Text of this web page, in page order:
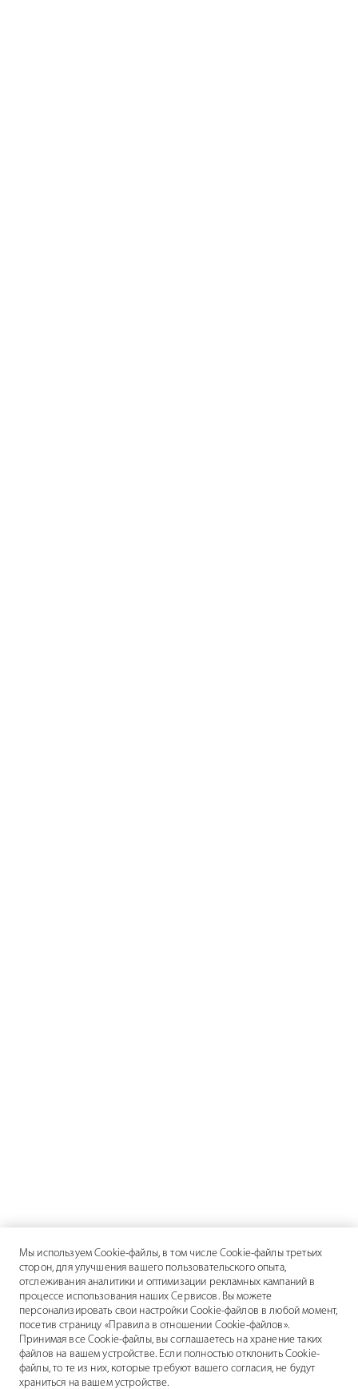
Мы используем Cookie-файлы, в том числе Cookie-файлы третьих
сторон, для улучшения вашего пользовательского опыта,
отслеживания аналитики и оптимизации рекламных кампаний в
процессе использования наших Сервисов. Вы можете
персонализировать свои настройки Cookie-файлов в любой момент,
посетив страницу «Правила в отношении Cookie-файлов».
Принимая все Cookie-файлы, вы соглашаетесь на хранение таких
файлов на вашем устройстве. Если полностью отклонить Cookie-
файлы, то те из них, которые требуют вашего согласия, не будут
храниться на вашем устройстве.